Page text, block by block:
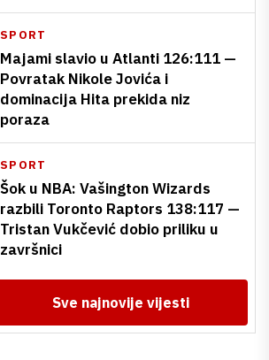
SPORT
Majami slavio u Atlanti 126:111 —
Povratak Nikole Jovića i
dominacija Hita prekida niz
poraza
SPORT
Šok u NBA: Vašington Wizards
razbili Toronto Raptors 138:117 —
Tristan Vukčević dobio priliku u
završnici
Sve najnovije vijesti